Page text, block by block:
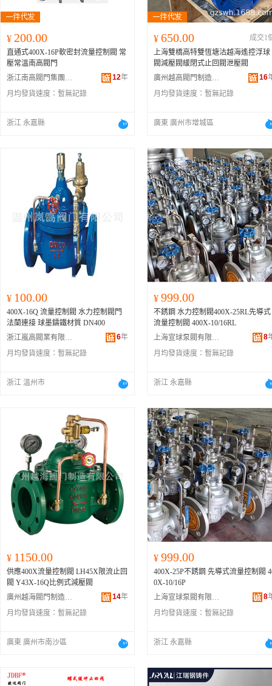
¥ 200.00
直通式400X-16P軟密封流量控制閥 常
壓常溫南高閥門
浙江南高閥門集團有限公司
12年
月均發貨速度： 暫無記錄
浙江 永嘉縣
¥ 650.00
成交1
上海雙橋高特雙恆塘沽越海遙控浮球
閥減壓閥緩閉式止回閥泄壓閥
廣州越高閥門制造有限公司
16
月均發貨速度： 暫無記錄
廣東 廣州市增城區
¥ 100.00
400X-16Q 流量控制閥 水力控制閥門
法蘭連接 球墨鑄鐵材質 DN400
浙江嵐高閥業有限公司
6年
月均發貨速度： 暫無記錄
浙江 溫州市
¥ 999.00
不銹鋼 水力控制閥400X-25RL先導式
流量控制閥 400X-10/16RL
上海宣球泵閥有限公司
8
月均發貨速度： 暫無記錄
浙江 永嘉縣
¥ 1150.00
供應400X流量控制閥 LH45X限流止回
閥 Y43X-16Q比例式減壓閥
廣州越海閥門制造有限公司
14年
月均發貨速度： 暫無記錄
廣東 廣州市南沙區
¥ 999.00
400X-25P不銹鋼 先導式流量控制閥 40
0X-10/16P
上海宣球泵閥有限公司
8
月均發貨速度： 暫無記錄
浙江 永嘉縣